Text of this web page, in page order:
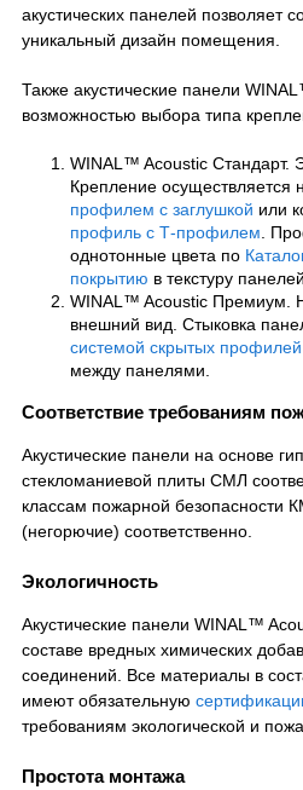
акустических панелей позволяет
уникальный дизайн помещения.
Также акустические панели
возможностью выбора типа
WINAL™ Acoustic Стандарт.
Крепление осуществляется
профилем с заглушкой или
профиль с Т-профилем .
однотонные цвета по
покрытию в текстуру панелей.
WINAL™ Acoustic Премиум.
внешний вид. Стыковка
системой скрытых профилей
между панелями.
Соответствие требованиям
Акустические панели на основе
стекломаниевой плиты СМЛ
классам пожарной безопасности
(негорючие) соответственно.
Экологичность
Акустические панели WINAL™
составе вредных химических
соединений. Все материалы в
имеют обязательную
требованиям экологической и
Простота монтажа